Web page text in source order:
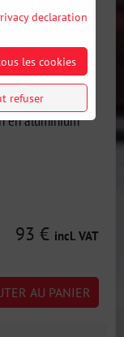
en aluminium
93 € incl. VAT
AU PANIER
declaration
les cookies
refuser